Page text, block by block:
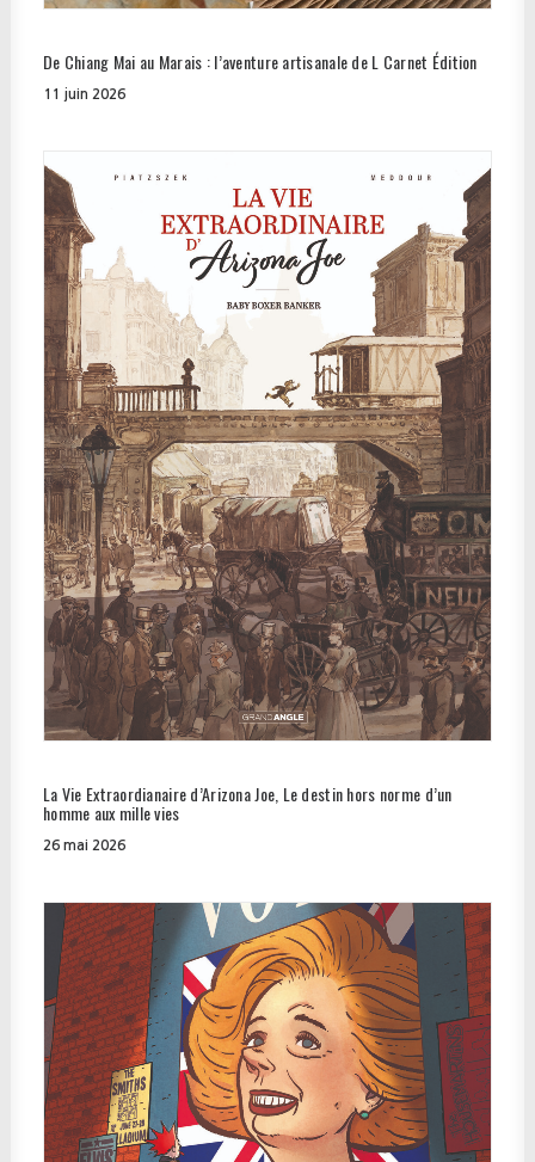
De Chiang Mai au Marais : l’aventure artisanale de L Carnet Édition
11 juin 2026
La Vie Extraordianaire d’Arizona Joe, Le destin hors norme d’un
homme aux mille vies
26 mai 2026